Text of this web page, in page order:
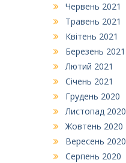
Червень 2021
Травень 2021
Квітень 2021
Березень 2021
Лютий 2021
Січень 2021
Грудень 2020
Листопад 2020
Жовтень 2020
Вересень 2020
Серпень 2020